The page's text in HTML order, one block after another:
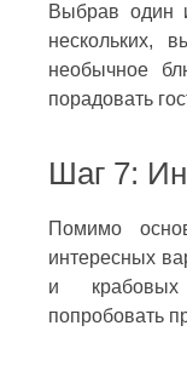
Выбрав один
нескольких,
необычное
порадовать
Шаг 7:
Помимо
интересных
и
попробовать